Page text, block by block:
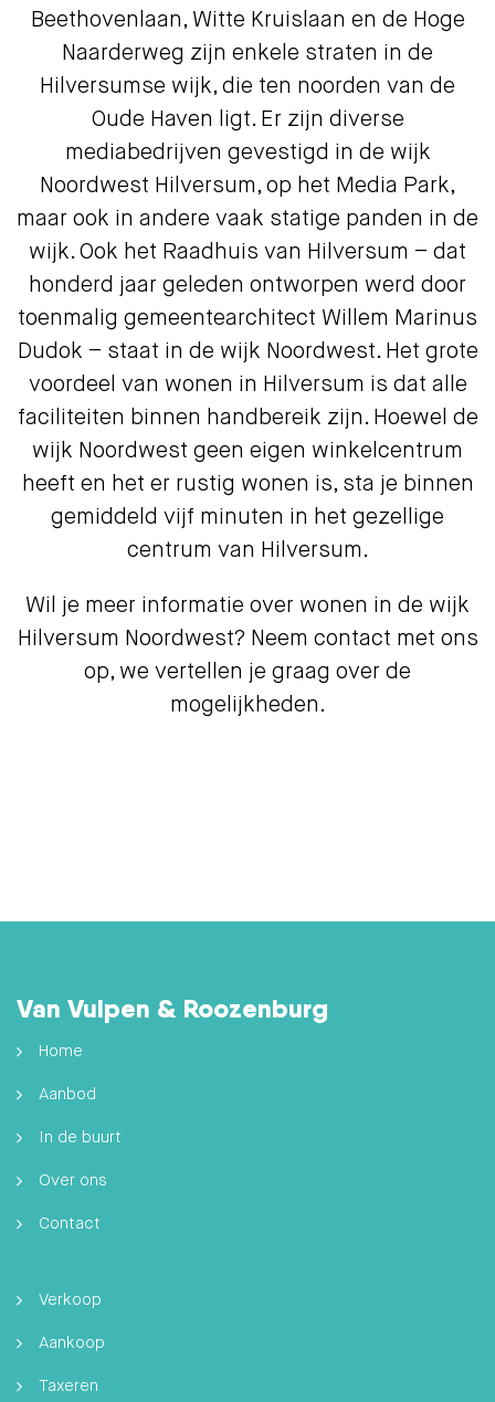
Beethovenlaan, Witte Kruislaan en de Hoge
Naarderweg zijn enkele straten in de
Hilversumse wijk, die ten noorden van de
Oude Haven ligt. Er zijn diverse
mediabedrijven gevestigd in de wijk
Noordwest Hilversum, op het Media Park,
maar ook in andere vaak statige panden in de
wijk. Ook het Raadhuis van Hilversum – dat
honderd jaar geleden ontworpen werd door
toenmalig gemeentearchitect Willem Marinus
Dudok – staat in de wijk Noordwest. Het grote
voordeel van wonen in Hilversum is dat alle
faciliteiten binnen handbereik zijn. Hoewel de
wijk Noordwest geen eigen winkelcentrum
heeft en het er rustig wonen is, sta je binnen
gemiddeld vijf minuten in het gezellige
centrum van Hilversum.
Wil je meer informatie over wonen in de wijk
Hilversum Noordwest? Neem contact met ons
op, we vertellen je graag over de
mogelijkheden.
Van Vulpen & Roozenburg
Home
Aanbod
In de buurt
Over ons
Contact
Verkoop
Aankoop
Taxeren